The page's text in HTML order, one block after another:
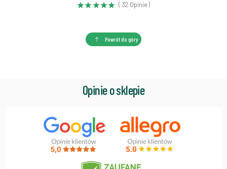
( 32 Opinie )
Powrót do góry
Opinie o sklepie